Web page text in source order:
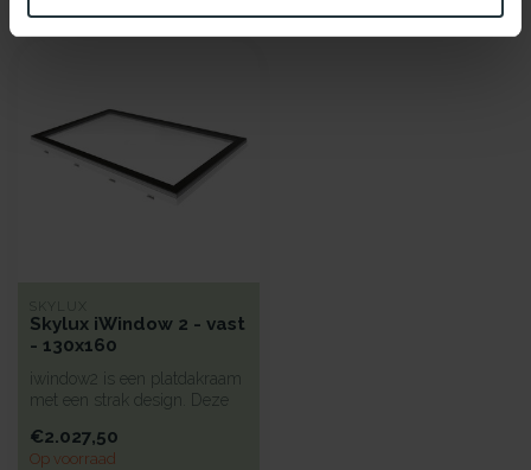
SKYLUX
Skylux iWindow 2 - vast
- 130x160
iwindow2 is een platdakraam
met een strak design. Deze
€2.027,50
Op voorraad